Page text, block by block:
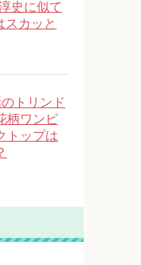
史に似て
スカッと
トリンド
柄ワンピ
トップは